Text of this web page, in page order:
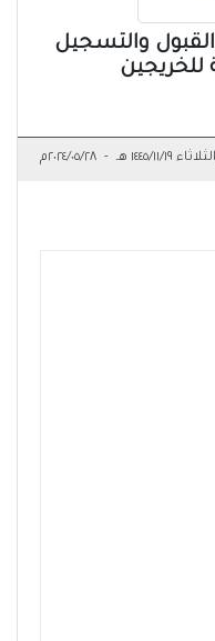
والتسجيل
للخريجين
الثلاثاء ١٤٤٥/١١/١٩ هـ - ٢٠٢٤/٠٥/٢٨م